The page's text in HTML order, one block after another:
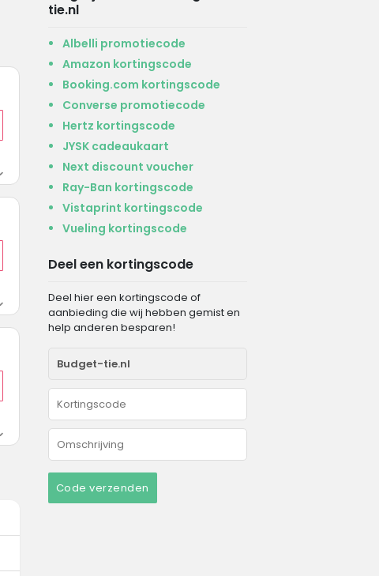
tie.nl
Albelli promotiecode
Amazon kortingscode
Booking.com kortingscode
Converse promotiecode
Hertz kortingscode
JYSK cadeaukaart
Next discount voucher
Ray-Ban kortingscode
Vistaprint kortingscode
Vueling kortingscode
Deel een kortingscode
Deel hier een kortingscode of
aanbieding die wij hebben gemist en
help anderen besparen!
Code verzenden